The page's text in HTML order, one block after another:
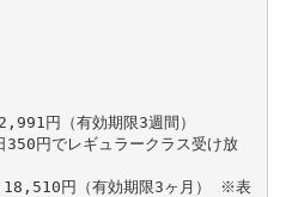
円（有効期限3週間）
円でレギュラークラス受け放
18,510円（有効期限3ヶ月） ※表